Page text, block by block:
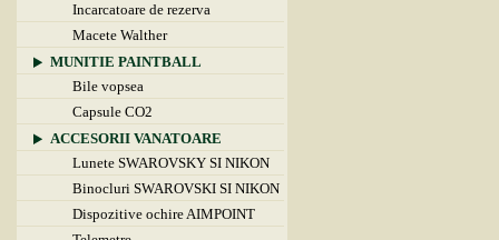
Incarcatoare de rezerva
Macete Walther
MUNITIE PAINTBALL
Bile vopsea
Capsule CO2
ACCESORII VANATOARE
Lunete SWAROVSKY SI NIKON
Binocluri SWAROVSKI SI NIKON
Dispozitive ochire AIMPOINT